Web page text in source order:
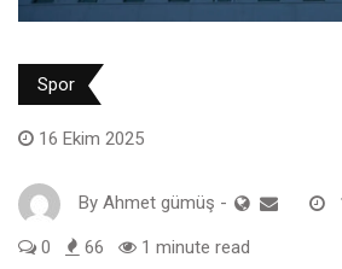
Spor
16 Ekim 2025
By Ahmet gümüş -
0 66 1 minute read